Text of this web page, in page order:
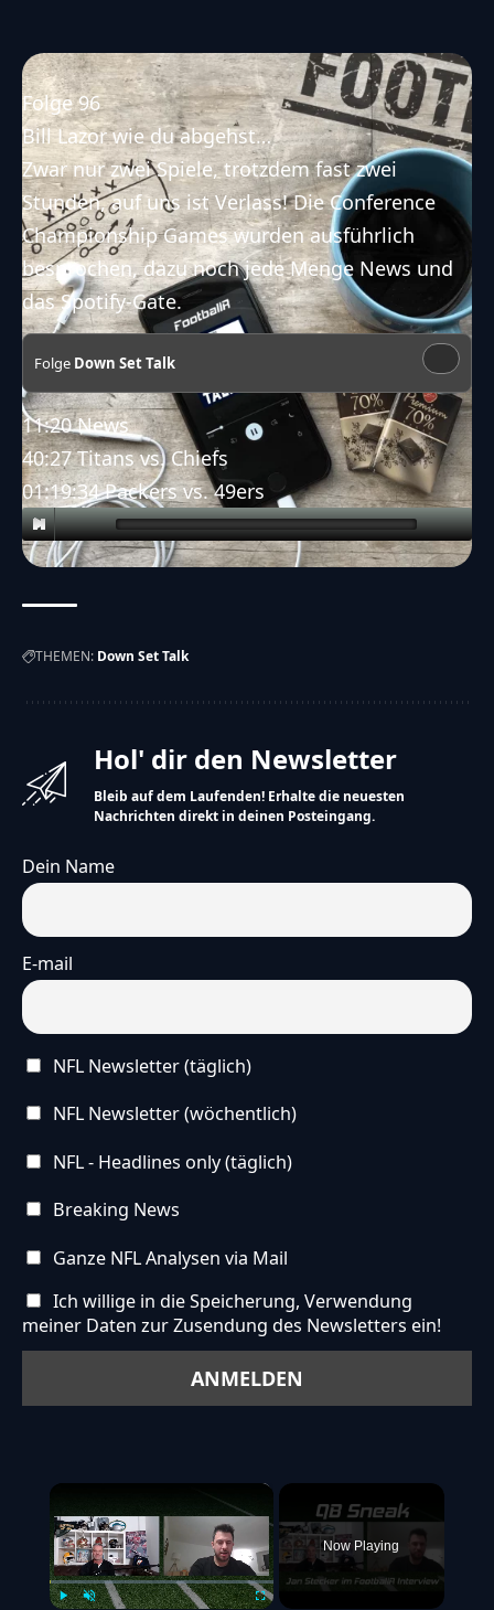
Folge 96
Bill Lazor wie du abgehst…
Zwar nur zwei Spiele, trotzdem fast zwei
Stunden, auf uns ist Verlass! Die Conference
Championship Games wurden ausführlich
besprochen, dazu noch jede Menge News und
das Spotify-Gate.
Folge Down Set Talk
11:20 News
40:27 Titans vs. Chiefs
01:19:34 Packers vs. 49ers
THEMEN: Down Set Talk
Hol' dir den Newsletter
Bleib auf dem Laufenden! Erhalte die neuesten
Nachrichten direkt in deinen Posteingang.
Dein Name
E-mail
NFL Newsletter (täglich)
NFL Newsletter (wöchentlich)
NFL - Headlines only (täglich)
Breaking News
Ganze NFL Analysen via Mail
Ich willige in die Speicherung, Verwendung
meiner Daten zur Zusendung des Newsletters ein!
×
Now Playing